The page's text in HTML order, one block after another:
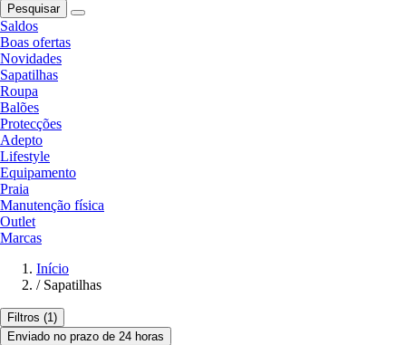
Pesquisar
Saldos
Boas ofertas
Novidades
Sapatilhas
Roupa
Balões
Protecções
Adepto
Lifestyle
Equipamento
Praia
Manutenção física
Outlet
Marcas
Início
/ Sapatilhas
Filtros (1)
Enviado no prazo de 24 horas